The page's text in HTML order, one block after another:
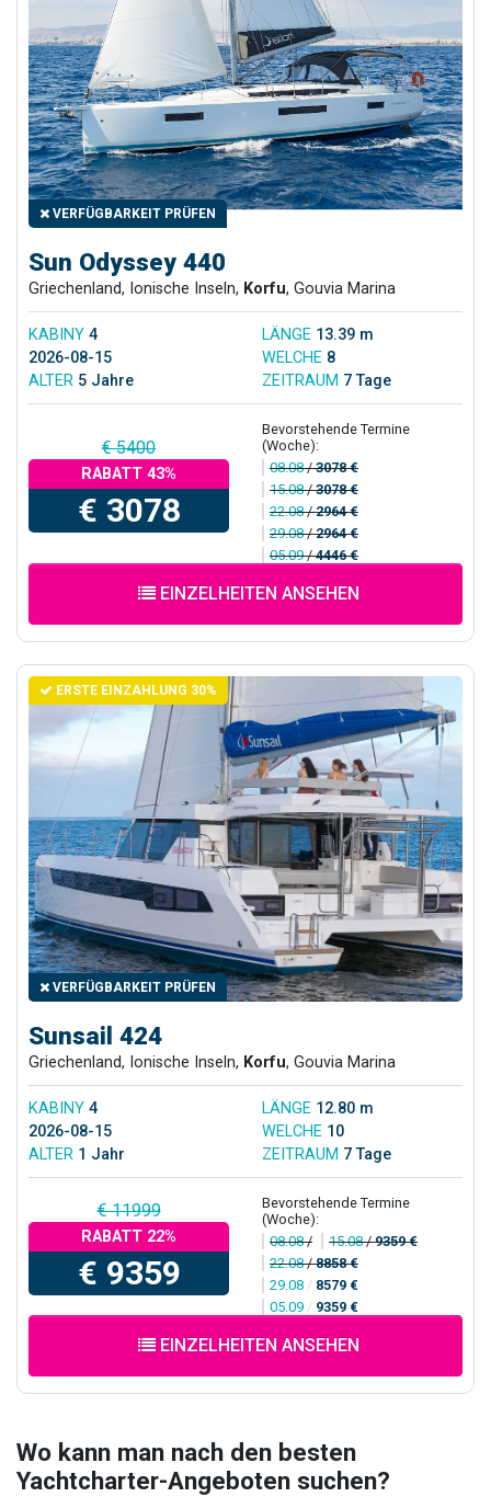
VERFÜGBARKEIT PRÜFEN
Sun Odyssey 440
Griechenland, Ionische Inseln, Korfu, Gouvia Marina
KABINY 4 LÄNGE 13.39 m
2026-08-15
WELCHE 8
ALTER 5 Jahre ZEITRAUM 7 Tage
€ 5400
RABATT 43%
€ 3078
Bevorstehende Termine
(Woche):
08.08/3078 €
15.08/3078 €
22.08/2964 €
29.08/2964 €
05.09/4446 €
EINZELHEITEN ANSEHEN
ERSTE EINZAHLUNG 30%
VERFÜGBARKEIT PRÜFEN
Sunsail 424
Griechenland, Ionische Inseln, Korfu, Gouvia Marina
KABINY 4 LÄNGE 12.80 m
2026-08-15
WELCHE 10
ALTER 1 Jahr ZEITRAUM 7 Tage
€ 11999
RABATT 22%
€ 9359
Bevorstehende Termine
(Woche):
08.08/ 15.08/9359 €
22.08/8858 €
29.08 / 8579 €
05.09 / 9359 €
EINZELHEITEN ANSEHEN
Wo kann man nach den besten
Yachtcharter-Angeboten suchen?